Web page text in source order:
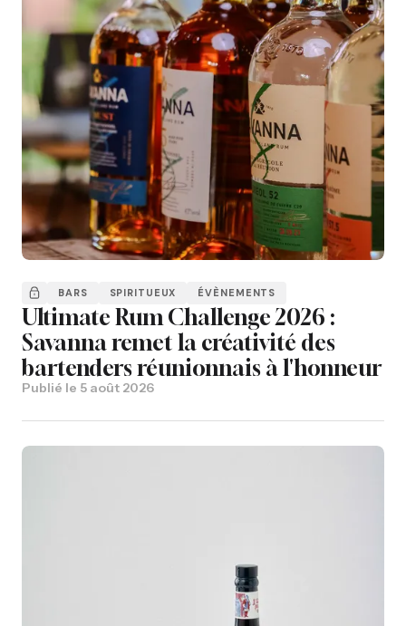
BARS SPIRITUEUX ÉVÈNEMENTS
Ultimate Rum Challenge 2026 :
Savanna remet la créativité des
bartenders réunionnais à l'honneur
Publié le 5 août 2026